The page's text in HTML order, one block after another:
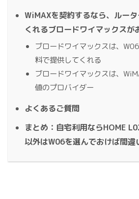
WiMAXを契約するなら、ルー
くれるブロードワイマックスが
ブロードワイマックスは、
料で提供してくれる
ブロードワイマックスは、
値のプロバイダー
よくあるご質問
まとめ：自宅利用ならHOME
以外はW06を選んでおけば間違